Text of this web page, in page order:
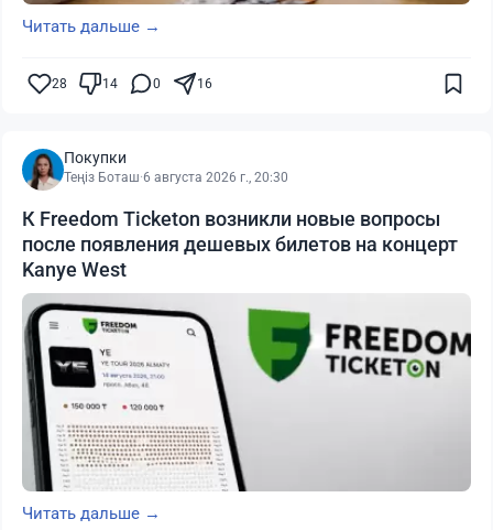
Читать дальше →
28 14 0 16
Покупки
Теңіз Боташ·6 августа 2026 г., 20:30
К Freedom Ticketon возникли новые вопросы
после появления дешевых билетов на концерт
Kanye West
Читать дальше →